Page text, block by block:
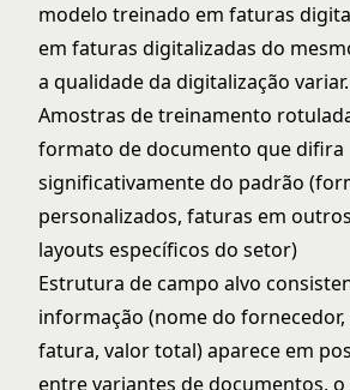
modelo treinado em faturas
em faturas digitalizadas do
a qualidade da digitalização variar.
Amostras de treinamento
formato de documento que difira
significativamente do padrão
personalizados, faturas em
layouts específicos do setor)
Estrutura de campo alvo
informação (nome do
fatura, valor total) aparece em
entre variantes de documentos,